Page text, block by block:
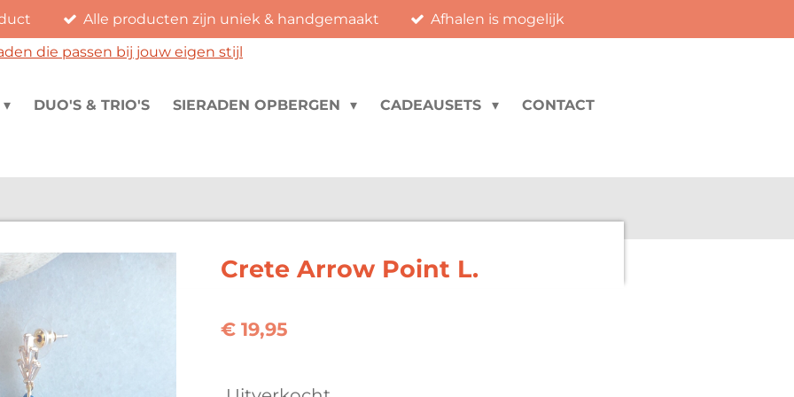
Alle producten zijn uniek & handgemaakt Afhalen is mogelijk
DUO'S & TRIO'S SIERADEN OPBERGEN CADEAUSETS CONTACT
Crete Arrow Point L.
€ 19,95